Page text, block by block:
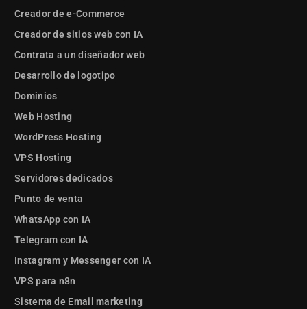
Creador de e-Commerce
Creador de sitios web con IA
Contrata a un diseñador web
Desarrollo de logotipo
Dominios
Web Hosting
WordPress Hosting
VPS Hosting
Servidores dedicados
Punto de venta
WhatsApp con IA
Telegram con IA
Instagram y Messenger con IA
VPS para n8n
Sistema de Email marketing